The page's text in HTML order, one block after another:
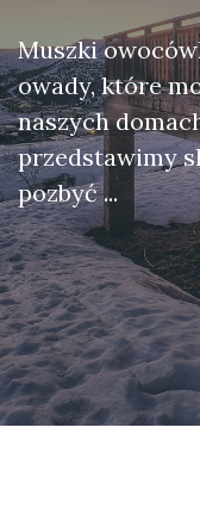
Muszki
owady, które
naszych
przedstawimy
pozbyć ...